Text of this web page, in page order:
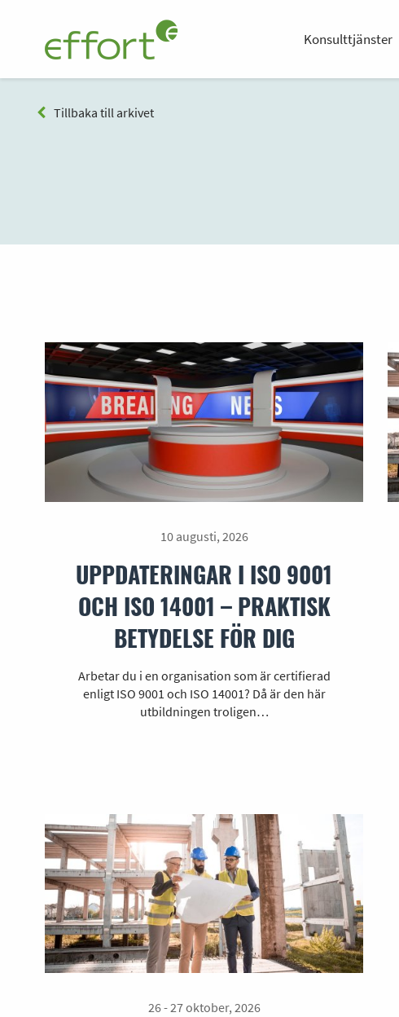
Konsulttjänster
Tillbaka till arkivet
10 augusti, 2026
UPPDATERINGAR I ISO 9001
OCH ISO 14001 – PRAKTISK
BETYDELSE FÖR DIG
Arbetar du i en organisation som är certifierad
enligt ISO 9001 och ISO 14001? Då är den här
utbildningen troligen…
26 - 27 oktober, 2026